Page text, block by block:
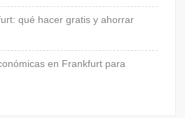
qué hacer gratis y ahorrar
en Frankfurt para